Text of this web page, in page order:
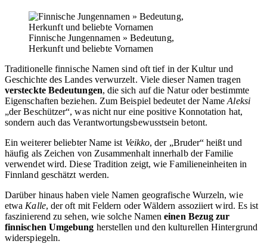
Finnische Jungennamen » Bedeutung,
Herkunft und beliebte Vornamen
Traditionelle finnische Namen sind oft tief in der Kultur und
Geschichte des Landes verwurzelt. Viele dieser Namen tragen
versteckte Bedeutungen, die sich auf die Natur oder bestimmte
Eigenschaften beziehen. Zum Beispiel bedeutet der NameAleksi
„der Beschützer“, was nicht nur eine positive Konnotation hat,
sondern auch das Verantwortungsbewusstsein betont.
Ein weiterer beliebter Name ist Veikko, der „Bruder“ heißt und
häufig als Zeichen von Zusammenhalt innerhalb der Familie
verwendet wird. Diese Tradition zeigt, wie Familieneinheiten in
Finnland geschätzt werden.
Darüber hinaus haben viele Namen geografische Wurzeln, wie
etwa Kalle, der oft mit Feldern oder Wäldern assoziiert wird. Es ist
faszinierend zu sehen, wie solche Nameneinen Bezug zur
finnischen Umgebung herstellen und den kulturellen Hintergrund
widerspiegeln.